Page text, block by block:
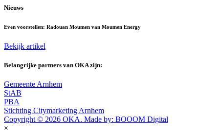
Nieuws
Even voorstellen: Radouan Moumen van Moumen Energy
Bekijk artikel
Belangrijke partners van OKA zijn:
Gemeente Arnhem
StAB
PBA
Stichting Citymarketing Arnhem
Copyright © 2026 OKA. Made by: BOOOM Digital
×